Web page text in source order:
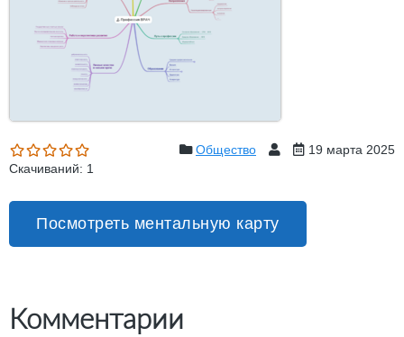
Скачиваний: 1
Общество 19 марта 2025
Посмотреть ментальную карту
Комментарии